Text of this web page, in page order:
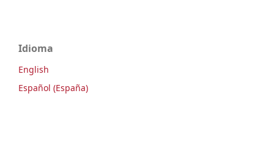
Idioma
English
Español (España)